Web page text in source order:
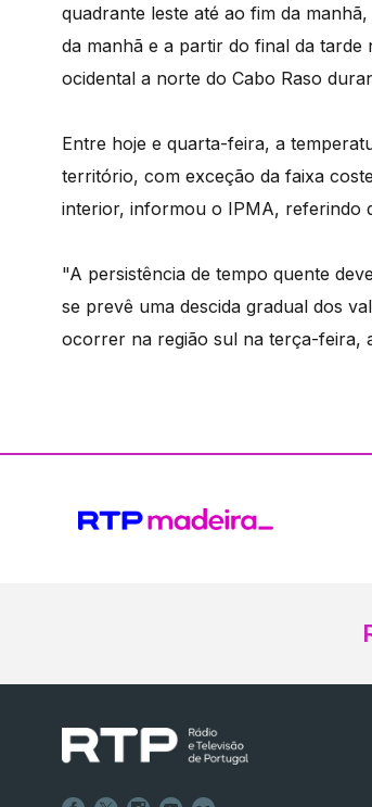
quadrante leste até ao fim da
da manhã e a partir do final da
ocidental a norte do Cabo Raso
Entre hoje e quarta-feira, a
território, com exceção da faixa
interior, informou o IPMA, referindo
"A persistência de tempo quente
se prevê uma descida gradual dos
ocorrer na região sul na terça-feira,